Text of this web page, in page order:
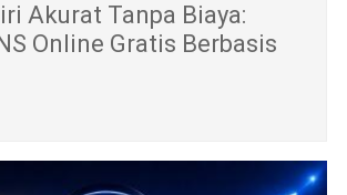
Akurat Tanpa Biaya:
Online Gratis Berbasis